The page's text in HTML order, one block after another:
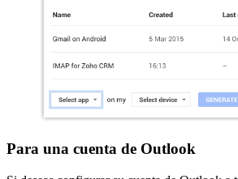
Para una cuenta de Outlook